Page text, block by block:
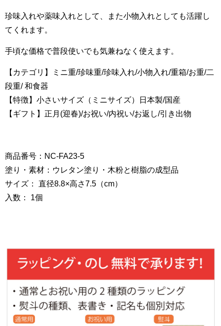
珍味入れや薬味入れとして、また小物入れとしても活躍し
てくれます。
手頃な価格で普段使いでも気兼ねなく使えます。
【カテゴリ】ミニ重/珍味重/珍味入れ/小物入れ/重箱/お重/二
段重/ 和食器
【特徴】小さいサイズ（ミニサイズ）日本製/国産
【ギフト】正月(迎春)/お祝い/内祝い/お返し/引き出物
商品番号：NC-FA23-5
塗り・素材：ウレタン塗り・木粉と樹脂の成型品
サイズ： 直径8.8×高さ7.5（cm）
入数： 1個